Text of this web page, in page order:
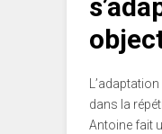
dans la
Antoine fait